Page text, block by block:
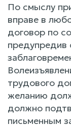
По смыслу
вправе в
договор по
предупредив
трудового
желанию
должно
письменным